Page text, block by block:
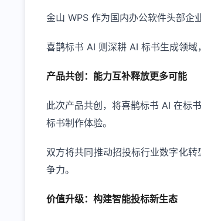
金山 WPS 作为国内办公软件头部企
喜鹊标书 AI 则深耕 AI 标书生成领域
产品共创：能力互补释放更多可能
此次产品共创，将喜鹊标书 AI 在标
标书制作体验。
双方将共同推动招投标行业数字化
争力。
价值升级：构建智能投标新生态